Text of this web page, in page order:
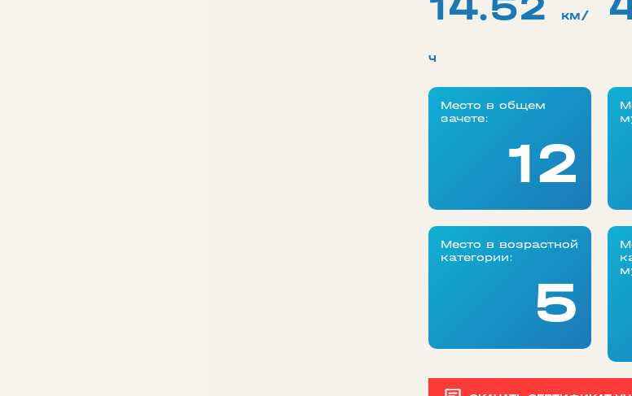
км/
ч
Место в общем
зачете:
12
Место в возрастной
категории:
5